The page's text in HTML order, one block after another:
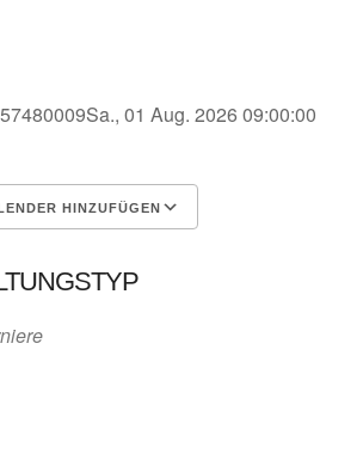
01 Aug. 2026 09:00:00
HINZUFÜGEN